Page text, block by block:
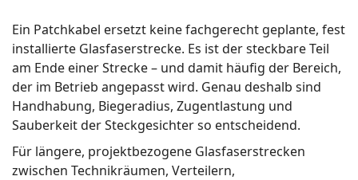
Ein Patchkabel ersetzt keine fachgerecht geplante, fest
installierte Glasfaserstrecke. Es ist der steckbare Teil
am Ende einer Strecke – und damit häufig der Bereich,
der im Betrieb angepasst wird. Genau deshalb sind
Handhabung, Biegeradius, Zugentlastung und
Sauberkeit der Steckgesichter so entscheidend.
Für längere, projektbezogene Glasfaserstrecken
zwischen Technikräumen, Verteilern,